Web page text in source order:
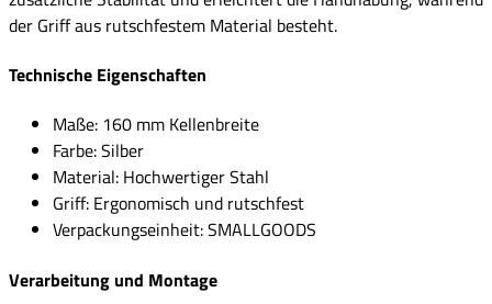
der Griff aus rutschfestem Material besteht.
Technische Eigenschaften
Maße: 160 mm Kellenbreite
Farbe: Silber
Material: Hochwertiger Stahl
Griff: Ergonomisch und rutschfest
Verpackungseinheit: SMALLGOODS
Verarbeitung und Montage